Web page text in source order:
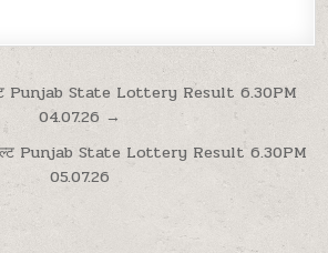
Punjab State Lottery Result 6.30PM
04.07.26 →
Punjab State Lottery Result 6.30PM
05.07.26